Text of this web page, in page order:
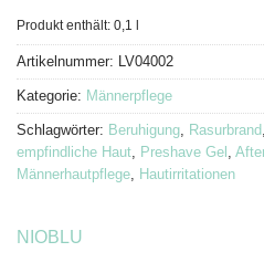
Produkt enthält: 0,1
Artikelnummer: LV04002
Kategorie: Männerpflege
Schlagwörter: Beruhigung Rasurbrand
empfindliche Haut
Preshave Gel
Männerhautpflege
Hautirritationen
NIOBLU